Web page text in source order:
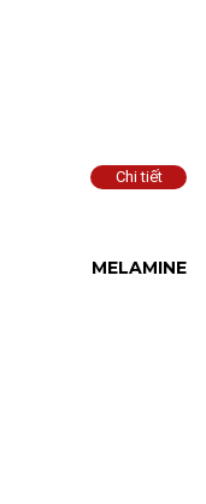
MELAMINE